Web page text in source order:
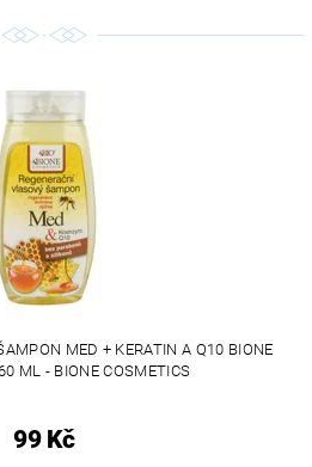
MED + KERATIN A Q10 BIONE
ML - BIONE COSMETICS
99 Kč